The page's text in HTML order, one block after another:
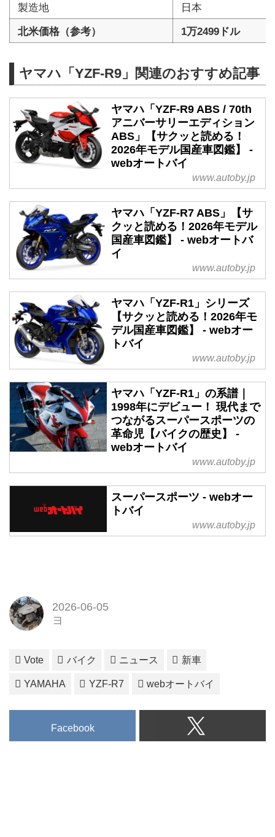
製造地
日本
北米価格（参考）
1万2499ドル
ヤマハ「YZF-R9」関連のおすすめ記事
ヤマハ「YZF-R9 ABS / 70th
アニバーサリーエディション
ABS」【サクッと読める！
2026年モデル国産車図鑑】 -
webオートバイ
www.autoby.jp
ヤマハ「YZF-R7 ABS」【サ
クッと読める！2026年モデル
国産車図鑑】 - webオートバ
イ
www.autoby.jp
ヤマハ「YZF-R1」シリーズ
【サクッと読める！2026年モ
デル国産車図鑑】 - webオー
トバイ
www.autoby.jp
ヤマハ「YZF-R1」の系譜｜
1998年にデビュー！ 現代まで
つながるスーパースポーツの
革命児【バイクの歴史】 -
webオートバイ
www.autoby.jp
スーパースポーツ - webオー
トバイ
www.autoby.jp
2026-06-05
ヨ
Vote バイク ニュース 新車
YAMAHA YZF-R7 webオートバイ
Facebook